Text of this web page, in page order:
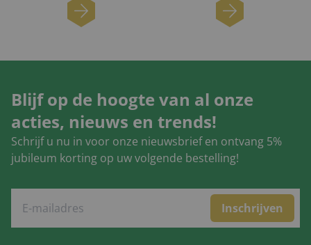
Blijf op de hoogte van al onze
acties, nieuws en trends!
Schrijf u nu in voor onze nieuwsbrief en ontvang 5%
jubileum korting op uw volgende bestelling!
Inschrijven